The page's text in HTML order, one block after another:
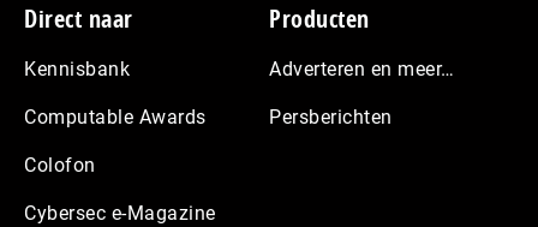
Footer
Direct naar
Kennisbank
Computable Awards
Colofon
Cybersec e-Magazine
Producten
Adverteren en meer…
Persberichten